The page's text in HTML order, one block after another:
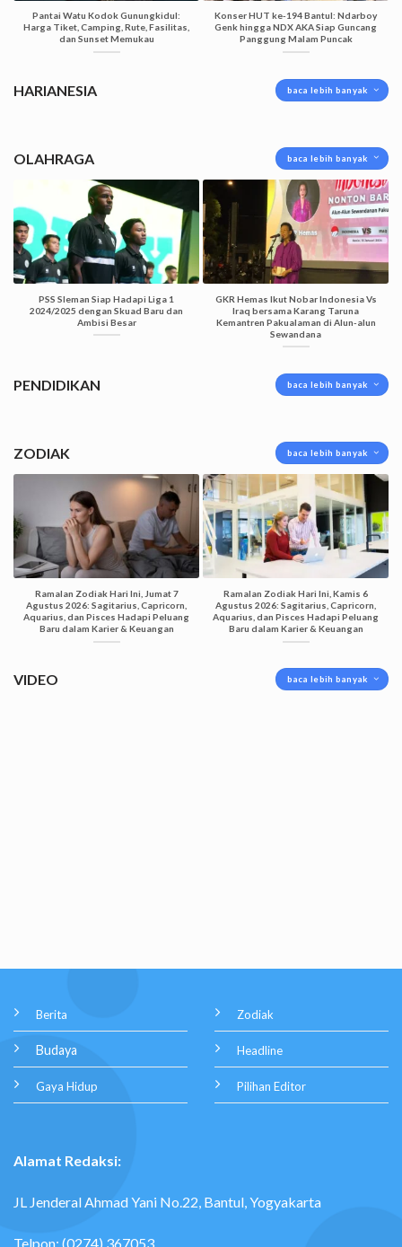
Pantai Watu Kodok Gunungkidul:
Harga Tiket, Camping, Rute, Fasilitas,
dan Sunset Memukau
Konser HUT ke-194 Bantul: Ndarboy
Genk hingga NDX AKA Siap Guncang
Panggung Malam Puncak
HARIANESIA baca lebih banyak
OLAHRAGA baca lebih banyak
PSS Sleman Siap Hadapi Liga 1
2024/2025 dengan Skuad Baru dan
Ambisi Besar
GKR Hemas Ikut Nobar Indonesia Vs
Iraq bersama Karang Taruna
Kemantren Pakualaman di Alun-alun
Sewandana
PENDIDIKAN baca lebih banyak
ZODIAK baca lebih banyak
Ramalan Zodiak Hari Ini, Jumat 7
Agustus 2026: Sagitarius, Capricorn,
Aquarius, dan Pisces Hadapi Peluang
Baru dalam Karier & Keuangan
Ramalan Zodiak Hari Ini, Kamis 6
Agustus 2026: Sagitarius, Capricorn,
Aquarius, dan Pisces Hadapi Peluang
Baru dalam Karier & Keuangan
VIDEO baca lebih banyak
Berita
Budaya
Gaya Hidup
Zodiak
Headline
Pilihan Editor
Alamat Redaksi:
JL Jenderal Ahmad Yani No.22, Bantul, Yogyakarta
Telpon: (0274) 367053